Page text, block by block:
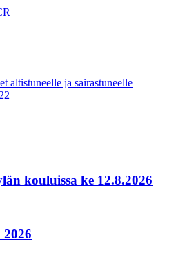
altistuneelle ja sairastuneelle
kouluissa ke 12.8.2026
2026